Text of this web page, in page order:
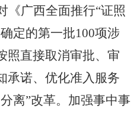
《广西全面推行“证照
定的第一批100项涉
照直接取消审批、审
承诺、优化准入服务
离”改革。加强事中事